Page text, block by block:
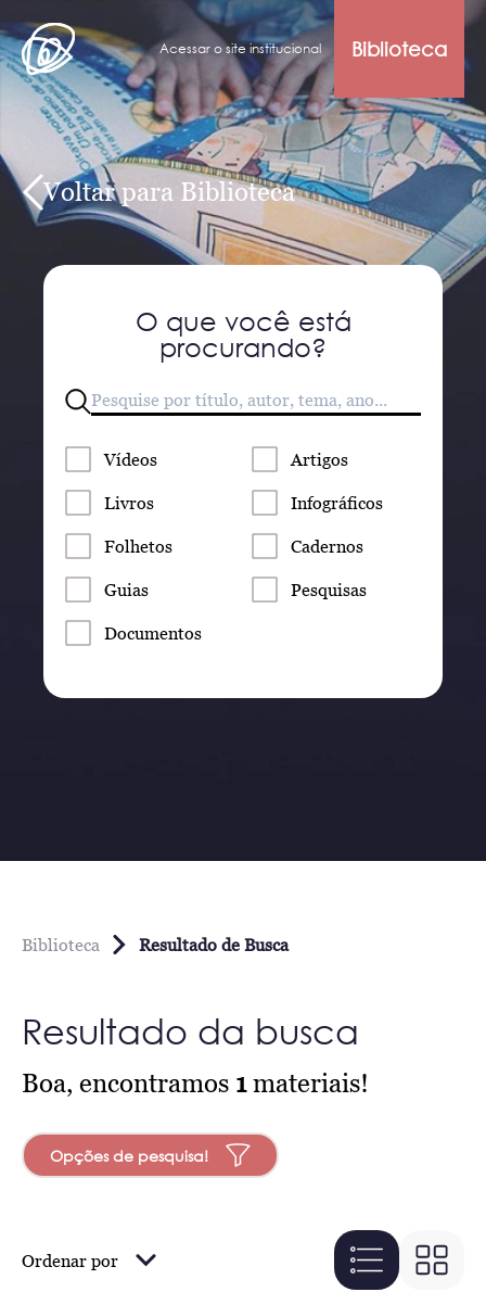
Acessar o site institucional Biblioteca
Voltar para Biblioteca
O que você está
procurando?
Vídeos Artigos
Livros Infográficos
Folhetos Cadernos
Guias Pesquisas
Documentos
Biblioteca Resultado de Busca
Resultado da busca
Boa, encontramos 1materiais!
Opções de pesquisa!
Ordenar por